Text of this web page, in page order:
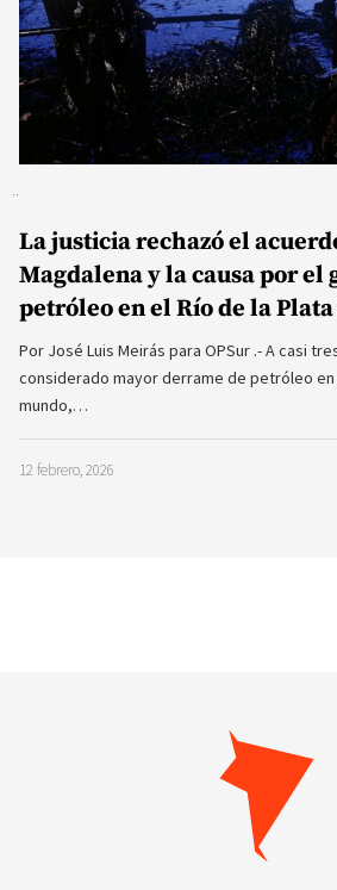
La justicia rechazó el
Magdalena y la causa por el
petróleo en el Río de la
Por José Luis Meirás para OPSur .- A casi
considerado mayor derrame de petróleo
mundo,…
12 febrero, 2026